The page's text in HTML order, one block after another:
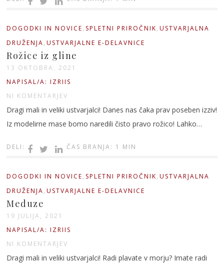
DOGODKI IN NOVICE SPLETNI PRIROČNIK ,USTVARJALNA
DRUŽENJA ,USTVARJALNE E-DELAVNICE
Rožice iz gline
13 OKTOBRA, 2021
NAPISAL/A: IZRIIS
NI KOMENTARJEV
Dragi mali in veliki ustvarjalci! Danes nas čaka prav poseben izziv!
Iz modelirne mase bomo naredili čisto pravo rožico! Lahko…
DELI: ČAS BRANJA: 1 MIN
DOGODKI IN NOVICE SPLETNI PRIROČNIK ,USTVARJALNA
DRUŽENJA ,USTVARJALNE E-DELAVNICE
Meduze
19 JULIJA, 2021
NAPISAL/A: IZRIIS
NI KOMENTARJEV
Dragi mali in veliki ustvarjalci! Radi plavate v morju? Imate radi